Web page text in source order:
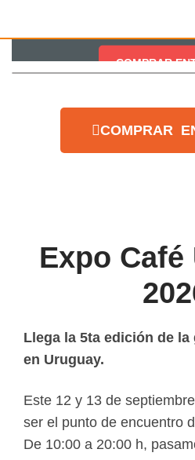
COMPRAR
COMPRAR
Expo Café
Llega la 5ta edición de
en Uruguay.
Este 12 y 13 de
ser el punto de encuentro
De 10:00 a 20:00 h,